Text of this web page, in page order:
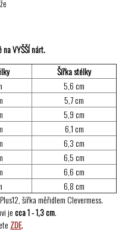
na VYŠŠÍ nárt.
Šířka stélky
5,6 cm
5,7 cm
5,9 cm
6,1 cm
6,3 cm
6,5 cm
6,6 cm
6,8 cm
šířka měřidlem Clevermess.
jecca 1 - 1,3 cm.
ZDE.